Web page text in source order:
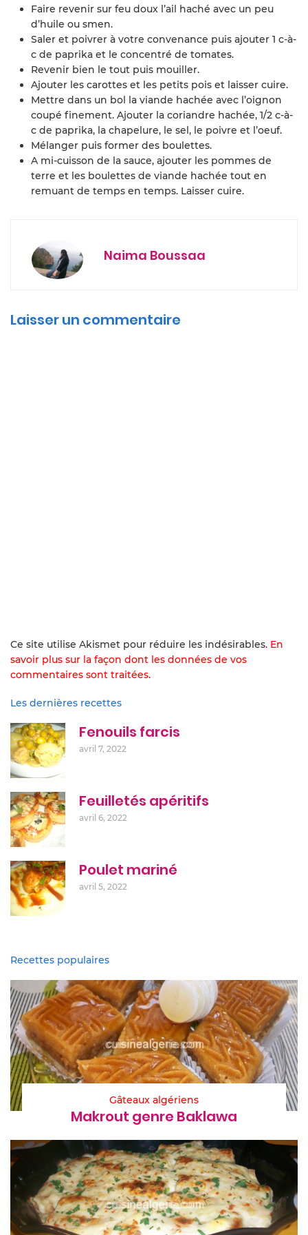
Faire revenir sur feu doux l’ail haché avec un peu
d’huile ou smen.
Saler et poivrer à votre convenance puis ajouter 1 c-à-
c de paprika et le concentré de tomates.
Revenir bien le tout puis mouiller.
Ajouter les carottes et les petits pois et laisser cuire.
Mettre dans un bol la viande hachée avec l’oignon
coupé finement. Ajouter la coriandre hachée, 1/2 c-à-
c de paprika, la chapelure, le sel, le poivre et l’oeuf.
Mélanger puis former des boulettes.
A mi-cuisson de la sauce, ajouter les pommes de
terre et les boulettes de viande hachée tout en
remuant de temps en temps. Laisser cuire.
Naima Boussaa
Laisser un commentaire
Ce site utilise Akismet pour réduire les indésirables. En
savoir plus sur la façon dont les données de vos
commentaires sont traitées.
Les dernières recettes
Fenouils farcis
avril 7, 2022
Feuilletés apéritifs
avril 6, 2022
Poulet mariné
avril 5, 2022
Recettes populaires
Gâteaux algériens
Makrout genre Baklawa